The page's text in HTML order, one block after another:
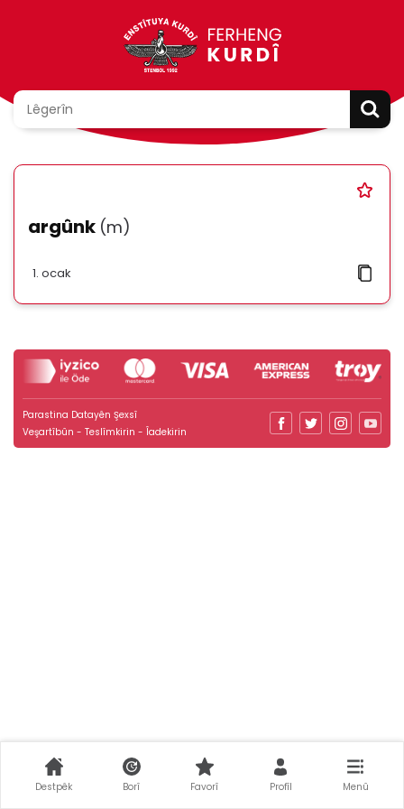
argûnk (m)
ocak
Parastina Datayên Şexsî
Veşartîbûn - Teslîmkirin - Îadekirin
Destpêk Borî Favorî Profîl Menû